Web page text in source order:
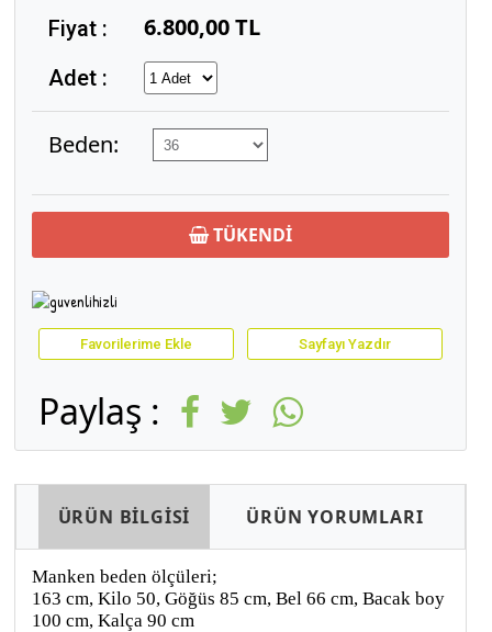
Fiyat : 6.800,00 TL
Adet :
Beden:
TÜKENDİ
Favorilerime Ekle Sayfayı Yazdır
Paylaş :
ÜRÜN BİLGİSİ ÜRÜN YORUMLARI
Manken beden ölçüleri;
163 cm, Kilo 50, Göğüs 85 cm, Bel 66 cm, Bacak boy
100 cm, Kalça 90 cm